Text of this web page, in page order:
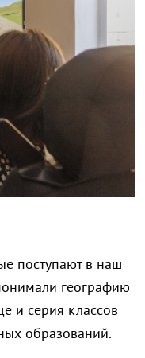
поступают в наш
географию
и серия классов
образований.